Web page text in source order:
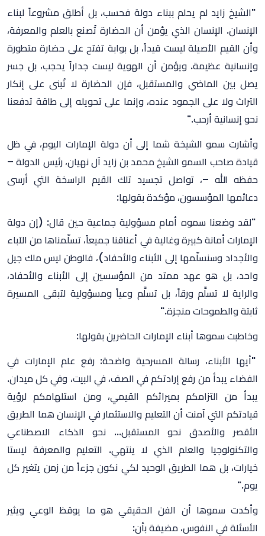
"الشيخ زايد لم يحلم ببناء دولة فحسب، بل أطلق مشروعاً لبناء
الإنسان. الإنسان الذي يؤمن أن الحضارة تُصنع بالعلم والمعرفة،
وأن القيم الأصيلة ليست قيداً، بل بوابة تفتح على حضارة متطورة
وإنسانية عظيمة. ويؤمن أن الهوية ليست جداراً يحجب، بل جسر
يصل بين الماضي والمستقبل، فإن الحضارة لا تُبنى على إنكار
التراث ولا على الجمود عنده، وإنما على تحويله إلى طاقة تدفعنا
نحو إنسانية أرحب."
وأشارت سمو الشيخة شما إلى أن دولة الإمارات اليوم، في ظل
قيادة صاحب السمو الشيخ محمد بن زايد آل نهيان، رئيس الدولة –
حفظه الله –، تواصل تجسيد تلك القيم الراسخة التي أرسى
دعائمها المؤسسون، مؤكدة بقولها:
"لقد وضعنا سموه أمام مسؤولية جماعية حين قال: (إن دولة
الإمارات أمانة كبيرة وغالية في أعناقنا جميعاً، تسلّمناها من الآباء
والأجداد وسنسلّمها إلى الأبناء والأحفاد)، فالوطن ليس ملك جيل
واحد، بل هو عهد ممتد من المؤسسين إلى الأبناء والأحفاد،
والراية لا تسلَّم ورقاً، بل تسلَّم وعياً ومسؤولية لتبقى المسيرة
ثابتة والطموحات منجزة."
وخاطبت سموها أبناء الإمارات الحاضرين بقولها:
"أيها الأبناء، رسالة المسرحية واضحة: رفع علم الإمارات في
الفضاء يبدأ من رفع إرادتكم في الصف، في البيت، وفي كل ميدان.
يبدأ من التزامكم بميراثكم القيمي، ومن استلهامكم لرؤية
قيادتكم التي آمنت أن التعليم والاستثمار في الإنسان هما الطريق
الأقصر والأصدق نحو المستقبل... نحو الذكاء الاصطناعي
والتكنولوجيا والعلم الذي لا ينتهي. التعليم والمعرفة ليستا
خيارات، بل هما الطريق الوحيد لكي نكون جزءاً من زمن يتغير كل
يوم."
وأكدت سموها أن الفن الحقيقي هو ما يوقظ الوعي ويثير
الأسئلة في النفوس، مضيفة بأن: